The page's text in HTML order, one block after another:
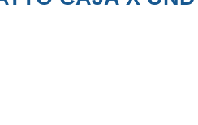
UND cantidad